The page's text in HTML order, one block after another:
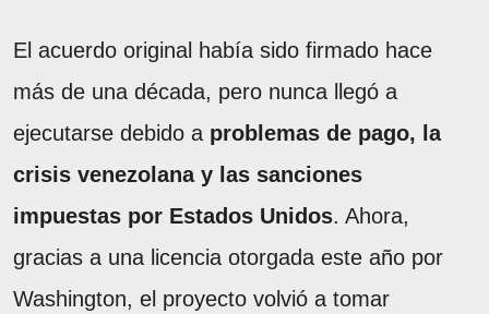
El acuerdo original había sido firmado hace
más de una década, pero nunca llegó a
ejecutarse debido a problemas de pago, la
crisis venezolana y las sanciones
impuestas por Estados Unidos. Ahora,
gracias a una licencia otorgada este año por
Washington, el proyecto volvió a tomar